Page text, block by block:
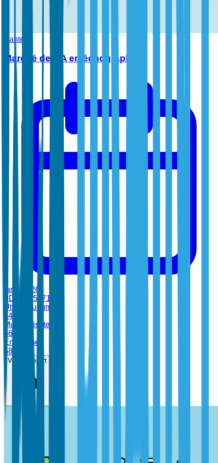
Santé
Marché de l'IA en échographie
janv. 2026
ID: TBI-54714
Utilisateur unique
$4,700
Multi-utilisateur
$6,899
Entreprise
$8,499
Voir le rapport